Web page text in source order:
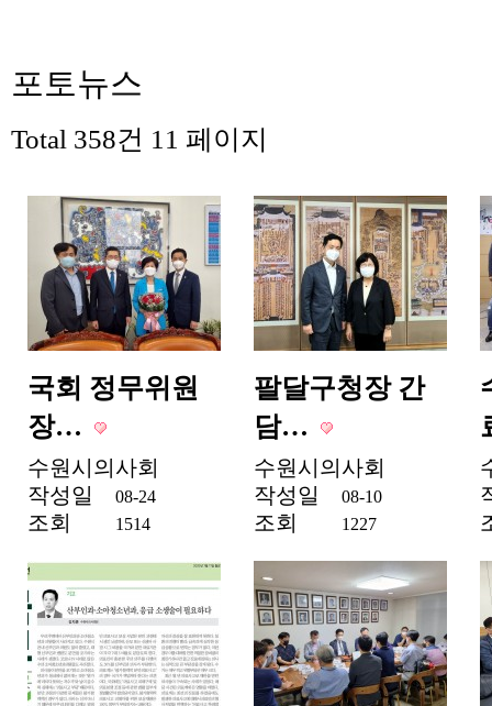
포토뉴스
Total 358건 11 페이지
국회 정무위원
장…
수원시의사회
작성일
08-24
조회 1514
팔달구청장 간
담…
수원시의사회
작성일
08-10
조회 1227